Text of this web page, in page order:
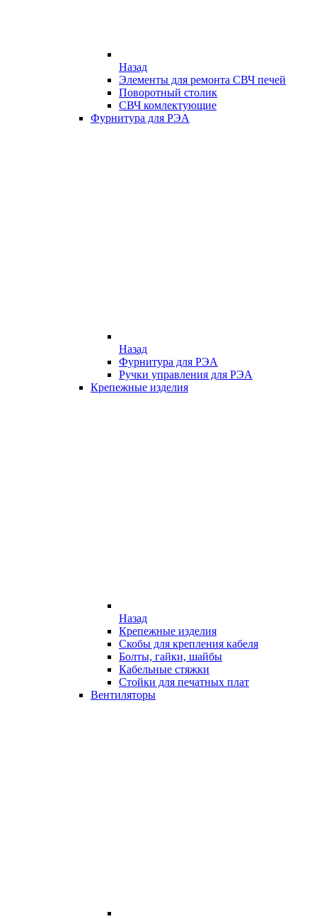
Назад
Элементы для ремонта СВЧ печей
Поворотный столик
СВЧ комлектующие
Фурнитура для РЭА
Назад
Фурнитура для РЭА
Ручки управления для РЭА
Крепежные изделия
Назад
Крепежные изделия
Скобы для крепления кабеля
Болты, гайки, шайбы
Кабельные стяжки
Стойки для печатных плат
Вентиляторы